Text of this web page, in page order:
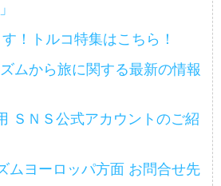
！トルコ特集はこちら！
ムから旅に関する最新の情報
ＳＮＳ公式アカウントのご紹
ムヨーロッパ方面 お問合せ先